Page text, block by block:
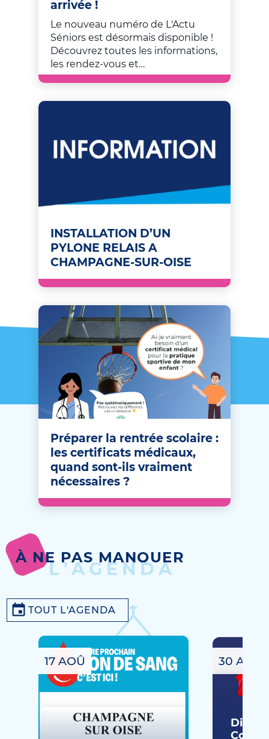
arrivée !
Le nouveau numéro de L'Actu
Séniors est désormais disponible !
Découvrez toutes les informations,
les rendez-vous et…
Préparer la rentrée scolaire :
les certificats médicaux,
quand sont-ils vraiment
nécessaires ?
INSTALLATION D’UN
PYLONE RELAIS A
CHAMPAGNE-SUR-OISE
À NE PAS MANQUER
L'AGENDA
TOUT L'AGENDA
17 AOÛ 30 AOÛ